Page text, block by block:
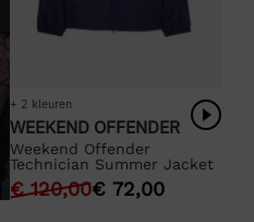
+ 2 kleuren
WEEKEND OFFENDER
Weekend Offender
Technician Summer Jacket
€120,00€ 72,00